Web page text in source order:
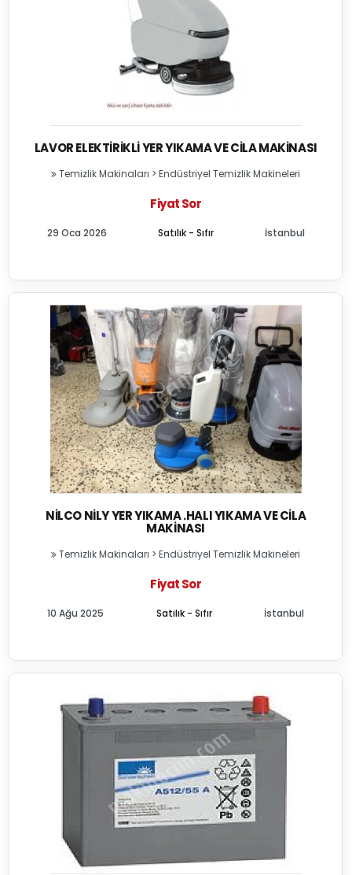
LAVOR ELEKTIRIKLI YER YIKAMA VE CILA MAKINASI
Temizlik Makinaları >Endüstriyel Temizlik Makineleri
Fiyat Sor
Satılık - Sıfır
29 Oca 2026 İstanbul
NILCO NILY YER YIKAMA .HALI YIKAMA VE CILA
MAKINASI
Temizlik Makinaları >Endüstriyel Temizlik Makineleri
Fiyat Sor
Satılık - Sıfır
10 Ağu 2025 İstanbul